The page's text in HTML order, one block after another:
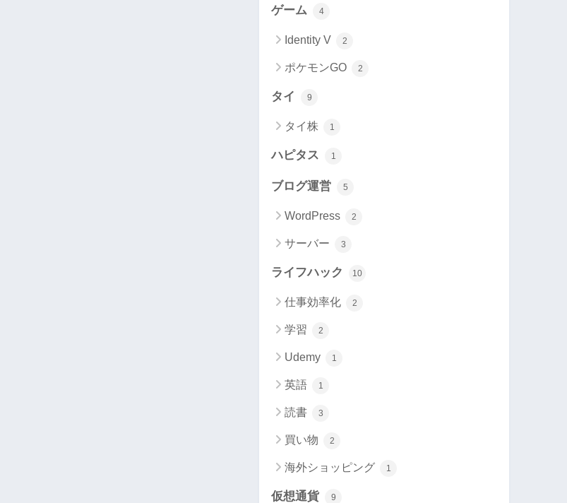
ゲーム 4
Identity V 2
ポケモンGO 2
タイ 9
タイ株 1
ハピタス 1
ブログ運営 5
WordPress 2
サーバー 3
ライフハック 10
仕事効率化 2
学習 2
Udemy 1
英語 1
読書 3
買い物 2
海外ショッピング 1
仮想通貨 9